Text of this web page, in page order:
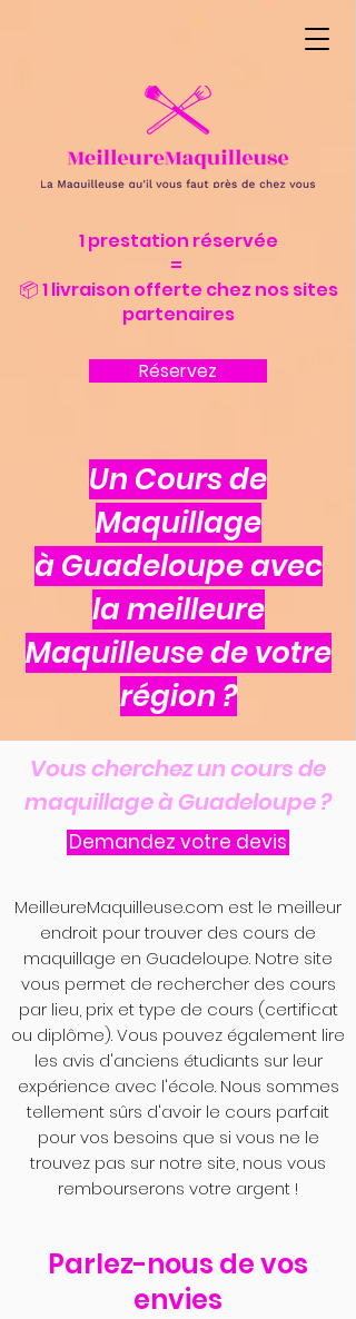
1 prestation réservée
=
📦 1 livraison offerte chez nos sites
partenaires
Réservez
Un Cours de
Maquillage
à Guadeloupe avec
la meilleure
Maquilleuse de votre
région ?
Vous cherchez un cours de
maquillage à Guadeloupe ?
Demandez votre devis
MeilleureMaquilleuse.com est le meilleur
endroit pour trouver des cours de
maquillage en Guadeloupe. Notre site
vous permet de rechercher des cours
par lieu, prix et type de cours (certificat
ou diplôme). Vous pouvez également lire
les avis d'anciens étudiants sur leur
expérience avec l'école. Nous sommes
tellement sûrs d'avoir le cours parfait
pour vos besoins que si vous ne le
trouvez pas sur notre site, nous vous
rembourserons votre argent !
Parlez-nous de vos
envies